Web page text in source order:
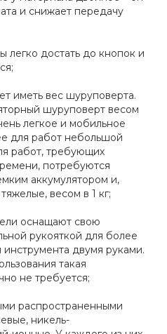
и снижает передачу
легко достать до кнопок и
иметь вес шуруповерта.
шуруповерт весом
легкое и мобильное
для работ небольшой
работ, требующих
потребуются
аккумулятором и,
весом в 1 кг;
оснащают свою
рукояткой для более
двумя руками.
такая
не требуется;
распространенными
никель-